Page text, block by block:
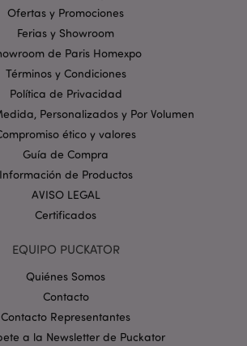
Ofertas y Promociones
Ferias y Showroom
de Paris Homexpo
Términos y Condiciones
Política de Privacidad
Personalizados y Por Volumen
ético y valores
Guía de Compra
Información de Productos
AVISO LEGAL
Certificados
EQUIPO PUCKATOR
Quiénes Somos
Contacto
Contacto Representantes
a la Newsletter de Puckator
estrictamente necesarias permiten la
básica del sitio web, como el inicio de
usuario y la gestión de la cuenta. El sitio
funcionar correctamente sin las
necesarias.
Política de privacidad de